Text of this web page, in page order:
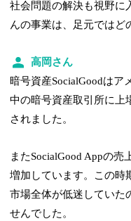
社会問題の解決も視野に
んの事業は、足元ではど
高岡さん
暗号資産SocialGoodはア
中の暗号資産取引所に上
されました。
またSocialGood Appの売
増加しています。この時
市場全体が低迷していた
せんでした。